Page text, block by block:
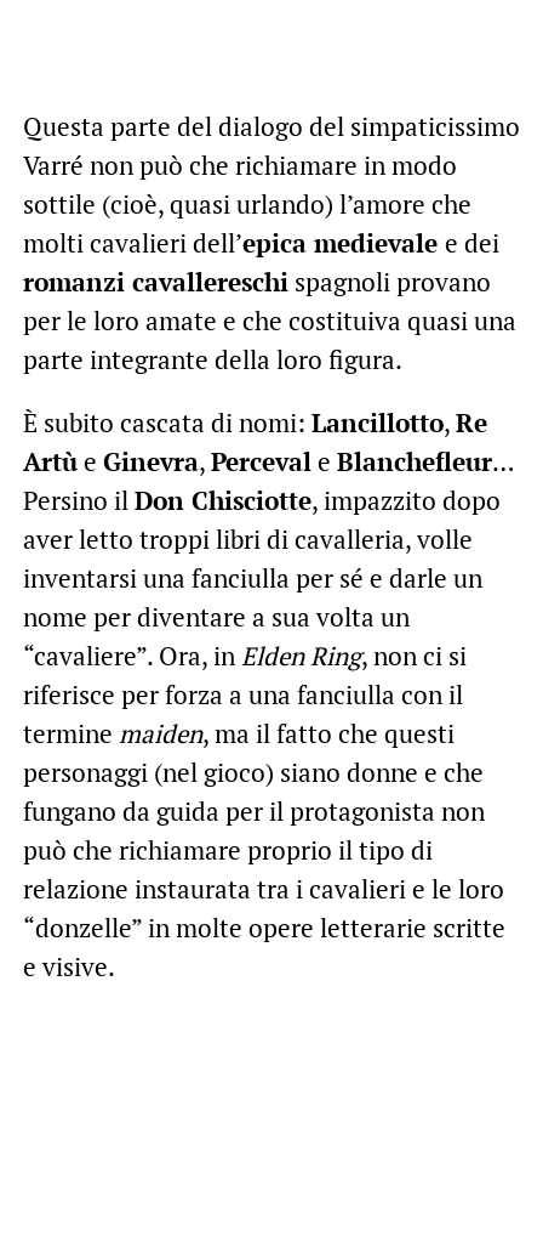
Questa parte del dialogo del simpaticissimo
Varré non può che richiamare in modo
sottile (cioè, quasi urlando) l’amore che
molti cavalieri dell’epica medievale e dei
romanzi cavallereschispagnoli provano
per le loro amate e che costituiva quasi una
parte integrante della loro figura.
È subito cascata di nomi: Lancillotto,Re
Artùe Ginevra,Percevale Blanchefleur…
Persino ilDon Chisciotte, impazzito dopo
aver letto troppi libri di cavalleria, volle
inventarsi una fanciulla per sé e darle un
nome per diventare a sua volta un
“cavaliere”. Ora, inElden Ring, non ci si
riferisce per forza a una fanciulla con il
termine maiden, ma il fatto che questi
personaggi (nel gioco) siano donne e che
fungano da guida per il protagonista non
può che richiamare proprio il tipo di
relazione instaurata tra i cavalieri e le loro
“donzelle” in molte opere letterarie scritte
e visive.